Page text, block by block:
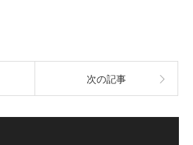
次の記事